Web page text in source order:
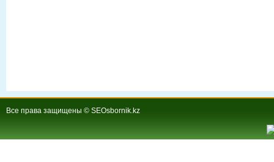
Все права защищены © SEOsbornik.kz